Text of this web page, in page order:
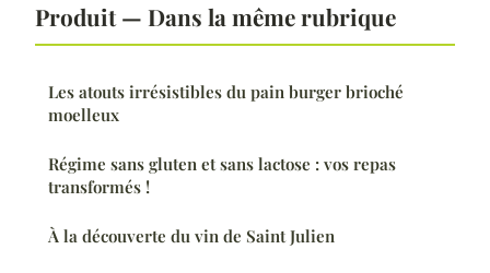
Produit — Dans la même rubrique
Les atouts irrésistibles du pain burger brioché
moelleux
Régime sans gluten et sans lactose : vos repas
transformés !
À la découverte du vin de Saint Julien